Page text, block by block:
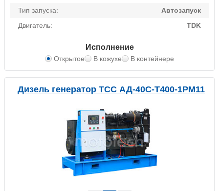
Тип запуска:
Автозапуск
Двигатель:
TDK
Исполнение
Открытое В кожухе В контейнере
Дизель генератор ТСС АД-40С-Т400-1РМ11